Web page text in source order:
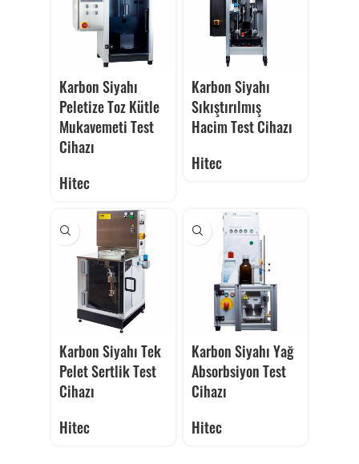
Karbon Siyahı
Peletize Toz Kütle
Mukavemeti Test
Cihazı
Hitec
Karbon Siyahı
Sıkıştırılmış
Hacim Test Cihazı
Hitec
Karbon Siyahı Tek
Pelet Sertlik Test
Cihazı
Hitec
Karbon Siyahı Yağ
Absorbsiyon Test
Cihazı
Hitec